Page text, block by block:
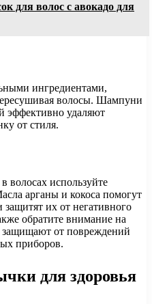
для волос с авокадо для
ингредиентами,
волосы. Шампуни
эффективно удаляют
от стиля.
волосах используйте
арганы и кокоса помогут
защитят их от негативного
обратите внимание на
защищают от повреждений
приборов.
для здоровья